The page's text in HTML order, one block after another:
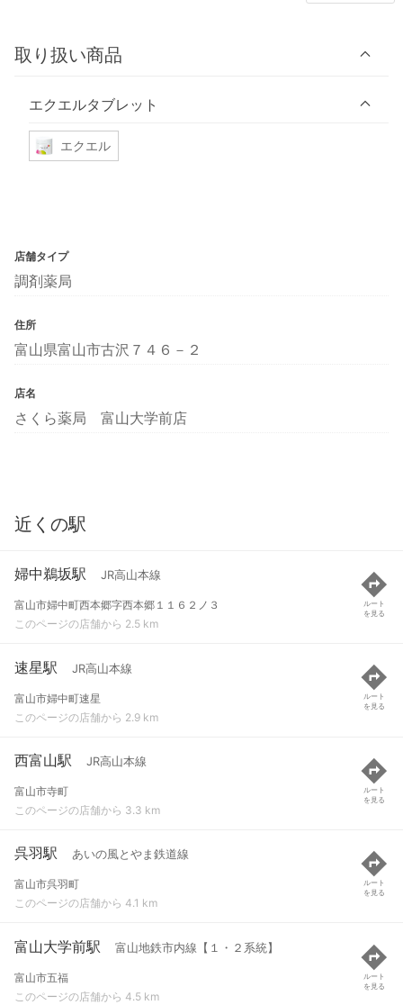
取り扱い商品
エクエルタブレット
エクエル
店舗タイプ
調剤薬局
住所
富山県富山市古沢７４６－２
店名
さくら薬局 富山大学前店
近くの駅
婦中鵜坂駅 JR高山本線
富山市婦中町西本郷字西本郷１１６２ノ３
このページの店舗から 2.5 km
ルート
を見る
速星駅 JR高山本線
富山市婦中町速星
このページの店舗から 2.9 km
ルート
を見る
西富山駅 JR高山本線
富山市寺町
このページの店舗から 3.3 km
ルート
を見る
呉羽駅 あいの風とやま鉄道線
富山市呉羽町
このページの店舗から 4.1 km
ルート
を見る
富山大学前駅 富山地鉄市内線【１・２系統】
富山市五福
このページの店舗から 4.5 km
ルート
を見る